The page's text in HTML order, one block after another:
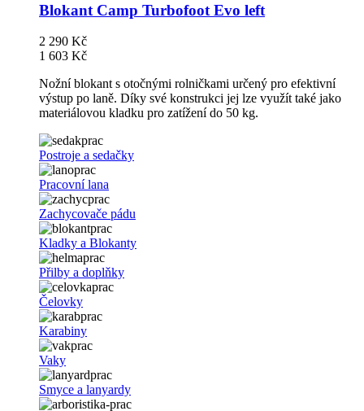
Blokant Camp Turbofoot Evo left
2 290 Kč
1 603 Kč
Nožní blokant s otočnými rolničkami určený pro efektivní
výstup po laně. Díky své konstrukci jej lze využít také jako
materiálovou kladku pro zatížení do 50 kg.
Postroje a sedačky
Pracovní lana
Zachycovače pádu
Kladky a Blokanty
Přilby a doplňky
Čelovky
Karabiny
Vaky
Smyce a lanyardy